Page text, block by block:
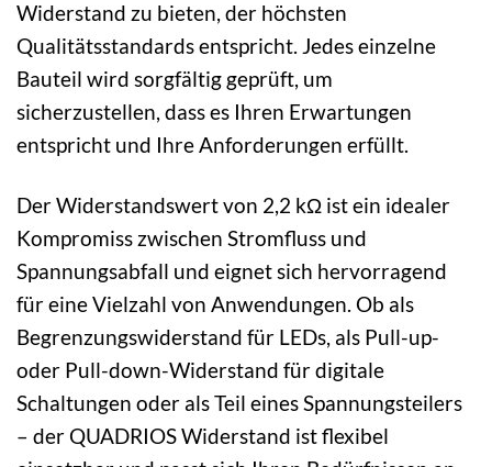
Widerstand zu bieten, der höchsten
Qualitätsstandards entspricht. Jedes einzelne
Bauteil wird sorgfältig geprüft, um
sicherzustellen, dass es Ihren Erwartungen
entspricht und Ihre Anforderungen erfüllt.
Der Widerstandswert von 2,2 kΩ ist ein idealer
Kompromiss zwischen Stromfluss und
Spannungsabfall und eignet sich hervorragend
für eine Vielzahl von Anwendungen. Ob als
Begrenzungswiderstand für LEDs, als Pull-up-
oder Pull-down-Widerstand für digitale
Schaltungen oder als Teil eines Spannungsteilers
– der QUADRIOS Widerstand ist flexibel